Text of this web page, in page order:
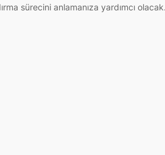
sürecini anlamanıza yardımcı